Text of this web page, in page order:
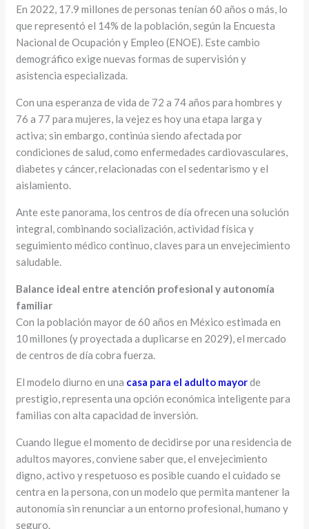
En 2022, 17.9 millones de personas tenían 60 años o más, lo
que representó el 14% de la población, según la Encuesta
Nacional de Ocupación y Empleo (ENOE). Este cambio
demográfico exige nuevas formas de supervisión y
asistencia especializada.
Con una esperanza de vida de 72 a 74 años para hombres y
76 a 77 para mujeres, la vejez es hoy una etapa larga y
activa; sin embargo, continúa siendo afectada por
condiciones de salud, como enfermedades cardiovasculares,
diabetes y cáncer, relacionadas con el sedentarismo y el
aislamiento.
Ante este panorama, los centros de día ofrecen una solución
integral, combinando socialización, actividad física y
seguimiento médico continuo, claves para un envejecimiento
saludable.
Balance ideal entre atención profesional y autonomía
familiar
Con la población mayor de 60 años en México estimada en
10 millones (y proyectada a duplicarse en 2029), el mercado
de centros de día cobra fuerza.
El modelo diurno en una casa para el adulto mayorde
prestigio, representa una opción económica inteligente para
familias con alta capacidad de inversión.
Cuando llegue el momento de decidirse por una residencia de
adultos mayores, conviene saber que, el envejecimiento
digno, activo y respetuoso es posible cuando el cuidado se
centra en la persona, con un modelo que permita mantener la
autonomía sin renunciar a un entorno profesional, humano y
seguro.